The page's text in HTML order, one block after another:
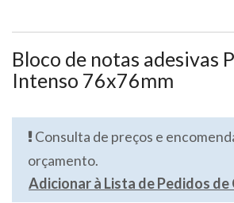
Bloco de notas adesivas
Intenso 76x76mm
Consulta de preços e
orçamento.
Adicionar à Lista de Pedidos de